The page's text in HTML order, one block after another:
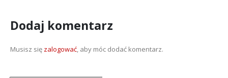
Dodaj komentarz
Musisz się zalogować, aby móc dodać komentarz.